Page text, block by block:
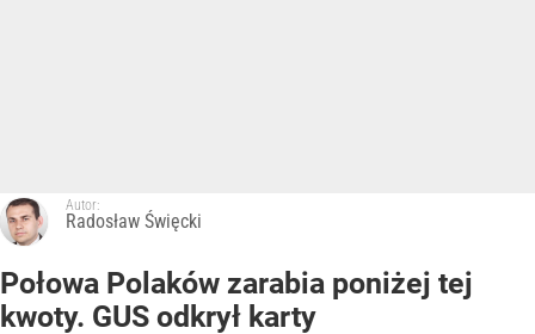
Autor:
Radosław Święcki
Połowa Polaków zarabia poniżej tej
kwoty. GUS odkrył karty